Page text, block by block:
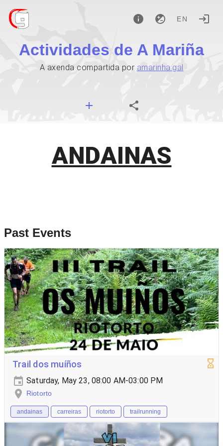
EN
Actividades de A Mariña
A axenda compartida por amarinha.gal
ANDAINAS
Past Events
Trail dos muíños
Saturday, May 23, 08:00 AM-03:00 PM
Riotorto
andainas carreiras riotorto trailrunning